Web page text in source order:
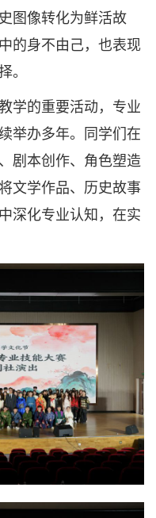
图像转化为鲜活故
的身不由己，也表现
。
学的重要活动，专业
举办多年。同学们在
剧本创作、角色塑造
文学作品、历史故事
深化专业认知，在实